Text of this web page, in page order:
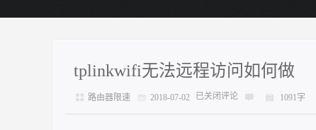
tplinkwifi无法远程访问如何做
路由器限速 2018-07-02 已关闭评论 1091字